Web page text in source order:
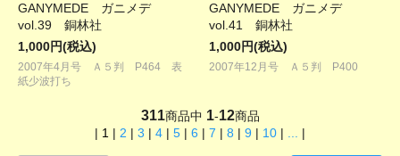
GANYMEDE ガニメデ
vol.39 銅林社
1,000円(税込)
2007年4月号 Ａ５判 P464 表
紙少波打ち
GANYMEDE ガニメデ
vol.41 銅林社
1,000円(税込)
2007年12月号 Ａ５判 P400
311商品中 1-12商品
| 1 | 2 | 3 | 4 | 5 | 6 | 7 | 8 | 9 | 10 | ... |